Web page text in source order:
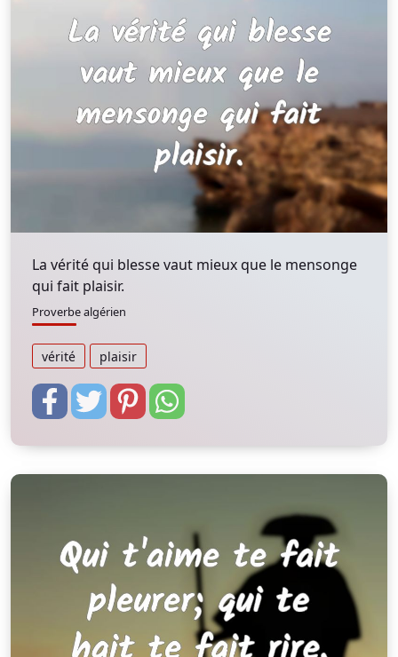
La vérité qui blesse vaut mieux que le mensonge
qui fait plaisir.
Proverbe algérien
vérité plaisir